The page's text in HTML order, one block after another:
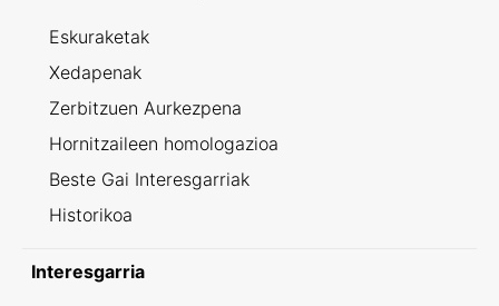
Eskuraketak
Xedapenak
Zerbitzuen Aurkezpena
Hornitzaileen homologazioa
Beste Gai Interesgarriak
Historikoa
Interesgarria